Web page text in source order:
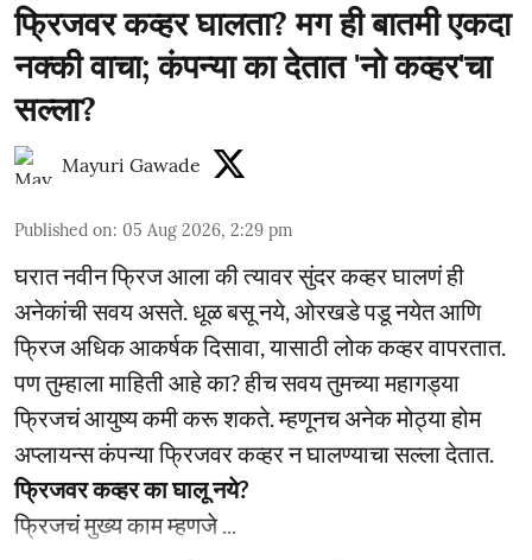
फ्रिजवर कव्हर घालता? मग ही बातमी एकदा
नक्की वाचा; कंपन्या का देतात 'नो कव्हर'चा
सल्ला?
Mayuri Gawade
Published on: 05 Aug 2026, 2:29 pm
घरात नवीन फ्रिज आला की त्यावर सुंदर कव्हर घालणं ही
अनेकांची सवय असते. धूळ बसू नये, ओरखडे पडू नयेत आणि
फ्रिज अधिक आकर्षक दिसावा, यासाठी लोक कव्हर वापरतात.
पण तुम्हाला माहिती आहे का? हीच सवय तुमच्या महागड्या
फ्रिजचं आयुष्य कमी करू शकते. म्हणूनच अनेक मोठ्या होम
अप्लायन्स कंपन्या फ्रिजवर कव्हर न घालण्याचा सल्ला देतात.
फ्रिजवर कव्हर का घालू नये?
फ्रिजचं मुख्य काम म्हणजे ...